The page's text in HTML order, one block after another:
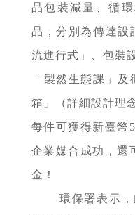
品包裝減量、循
品，分別為傳達設
流進行式」、包裝
「製然生態課」
箱」（詳細設計理
每件可獲得新臺幣
企業媒合成功，還
金！
環保署表示